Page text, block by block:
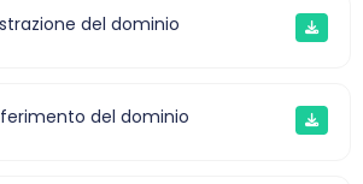
del dominio
del dominio